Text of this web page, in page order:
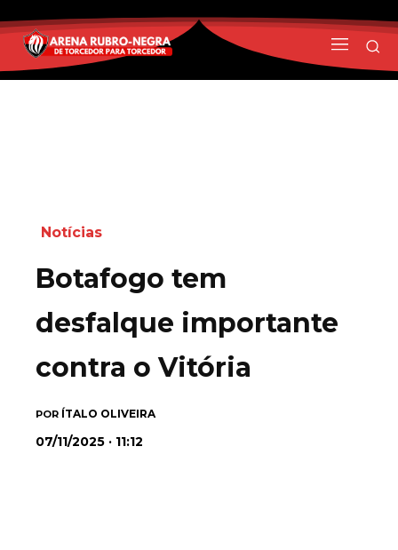
Notícias
Botafogo tem
desfalque importante
contra o Vitória
POR ÍTALO OLIVEIRA
07/11/2025 · 11:12